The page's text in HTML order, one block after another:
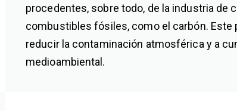
procedentes, sobre todo, de la industria de
combustibles fósiles, como el carbón. Este
reducir la contaminación atmosférica y a
medioambiental.